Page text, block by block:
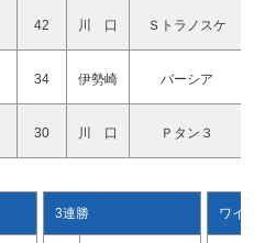
42 川 口 Ｓトラノスケ
34 伊勢崎 バーシア
30 川 口 Ｐタン３
3連勝 ワイ